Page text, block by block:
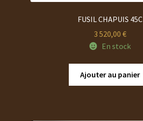
FUSIL CHAPUIS 45C
3 520,00 €
En stock
Ajouter au panier